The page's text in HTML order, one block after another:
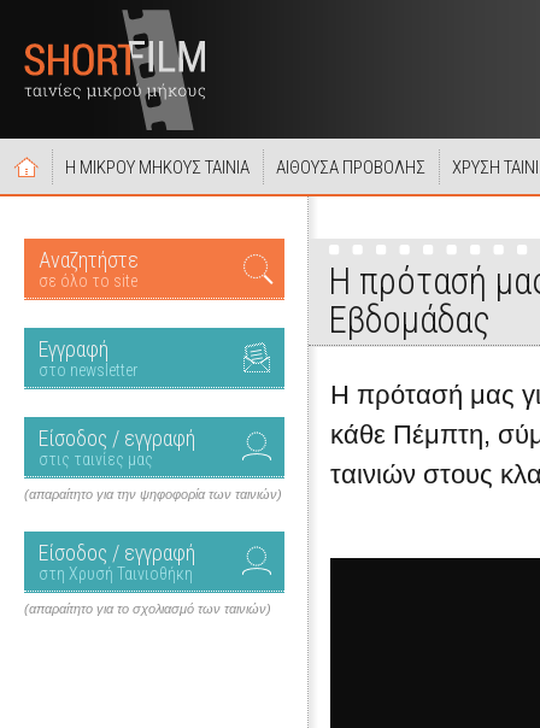
Η ΜΙΚΡΟΥ ΜΗΚΟΥΣ ΤΑΙΝΙΑ ΑΙΘΟΥΣΑ ΠΡΟΒΟΛΗΣ ΧΡΥΣΗ
Αναζητήστε
σε όλο το site
Εγγραφή
στο newsletter
Είσοδος / εγγραφή
στις ταινίες μας
(απαραίτητο για την ψηφοφορία των ταινιών)
Είσοδος / εγγραφή
στη Χρυσή Ταινιοθήκη
(απαραίτητο για το σχολιασμό των ταινιών)
Η πρότασή
Εβδομάδας
Η πρότασή μας
κάθε Πέμπτη,
ταινιών στους